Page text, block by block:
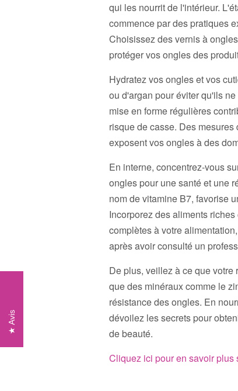
qui les nourrit de l'intérieur.
commence par des pratiques
Choisissez des vernis à
protéger vos ongles des
Hydratez vos ongles et vos
ou d'argan pour éviter qu'ils
mise en forme régulières
risque de casse. Des
exposent vos ongles à des
En interne, concentrez-vous
ongles pour une santé et une
nom de vitamine B7, favorise
Incorporez des aliments
complètes à votre
après avoir consulté un
De plus, veillez à ce que
que des minéraux comme le
résistance des ongles. En
dévoilez les secrets pour
de beauté.
Cliquez ici pour en savoir
Avis